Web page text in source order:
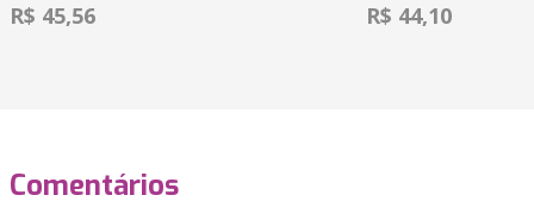
R$ 45,56 R$ 44,10
Comentários